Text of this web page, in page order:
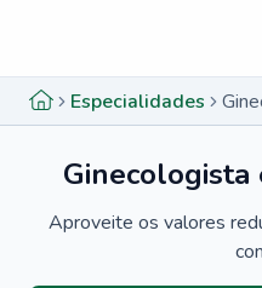
Especialidades
Ginecologista
Aproveite os valores